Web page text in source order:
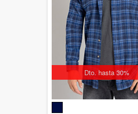
Dto. hasta 30%